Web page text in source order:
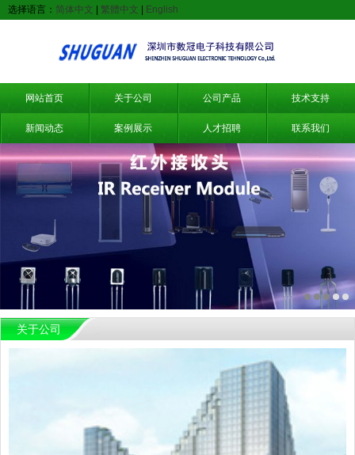
选择语言： 简体中文 繁體中文 English
网站首页 关于公司 公司产品 技术支持
新闻动态 案例展示 人才招聘 联系我们
关于公司